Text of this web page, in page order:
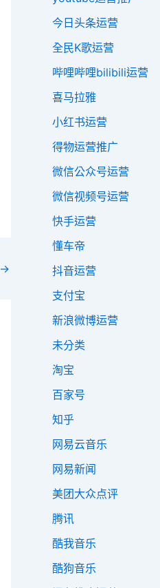
→
今日头条运营
全民K歌运营
哔哩哔哩bilibili运营
喜马拉雅
小红书运营
得物运营推广
微信公众号运营
微信视频号运营
快手运营
懂车帝
抖音运营
支付宝
新浪微博运营
未分类
淘宝
百家号
知乎
网易云音乐
网易新闻
美团大众点评
腾讯
酷我音乐
酷狗音乐